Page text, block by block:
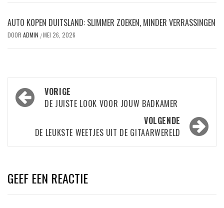
AUTO KOPEN DUITSLAND: SLIMMER ZOEKEN, MINDER VERRASSINGEN
DOOR ADMIN /MEI 26, 2026
Bericht
navigatie
VORIGE
DE JUISTE LOOK VOOR JOUW BADKAMER
VOLGENDE
DE LEUKSTE WEETJES UIT DE GITAARWERELD
GEEF EEN REACTIE